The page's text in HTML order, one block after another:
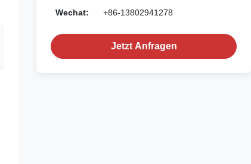
Wechat: +86-13802941278
Jetzt Anfragen